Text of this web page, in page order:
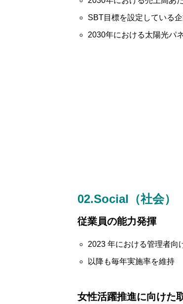
SDGsへの取り組み
SBT目標を設定している
2030年における太陽光パ
02.Social（社会）
従業員の能力発揮
2023 年における管理者向
以降も毎年実施率を維持
女性活躍推進に向けた